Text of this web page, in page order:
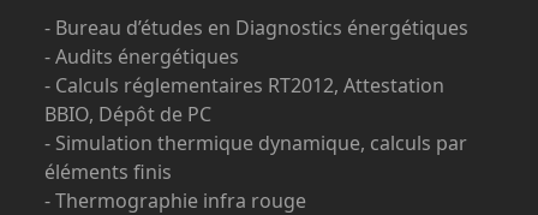
- Bureau d’études en Diagnostics énergétiques
- Audits énergétiques
- Calculs réglementaires RT2012, Attestation
BBIO, Dépôt de PC
- Simulation thermique dynamique, calculs par
éléments finis
- Thermographie infra rouge